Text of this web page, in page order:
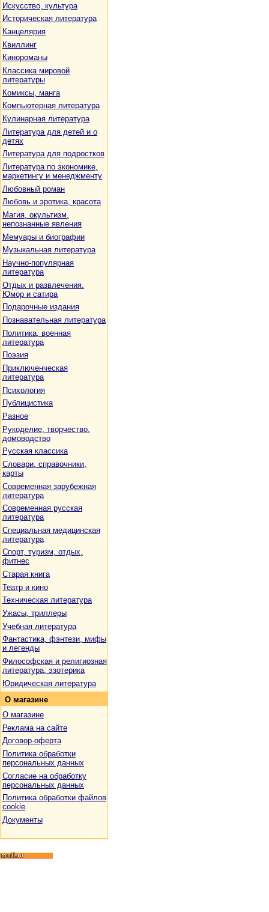
Искусство, культура
Историческая литература
Канцелярия
Квиллинг
Кинороманы
Классика мировой
литературы
Комиксы, манга
Компьютерная литература
Кулинарная литература
Литература для детей и о
детях
Литература для подростков
Литература по экономике,
маркетингу и менеджменту
Любовный роман
Любовь и эротика, красота
Магия, окультизм,
непознанные явления
Мемуары и биографии
Музыкальная литература
Научно-популярная
литература
Отдых и развлечения.
Юмор и сатира
Подарочные издания
Познавательная литература
Политика, военная
литература
Поэзия
Приключенческая
литература
Психология
Публицистика
Разное
Рукоделие, творчество,
домоводство
Русская классика
Словари, справочники,
карты
Современная зарубежная
литература
Современная русская
литература
Специальная медицинская
литература
Спорт, туризм, отдых,
фитнес
Старая книга
Театр и кино
Техническая литература
Ужасы, триллеры
Учебная литература
Фантастика, фэнтези, мифы
и легенды
Философская и религиозная
литература, эзотерика
Юридическая литература
О магазине
О магазине
Реклама на сайте
Договор-оферта
Политика обработки
персональных данных
Согласие на обработку
персональных данных
Политика обработки файлов
cookie
Документы